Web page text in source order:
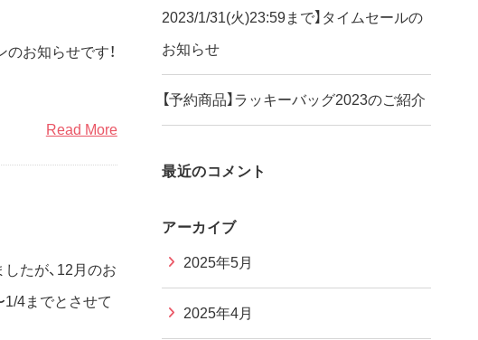
お知らせです！
Read More
たが、12月のお
4までとさせて
2023/1/31(火)23:59まで】タイムセールの
お知らせ
【予約商品】ラッキーバッグ2023のご紹介
最近のコメント
アーカイブ
2025年5月
2025年4月